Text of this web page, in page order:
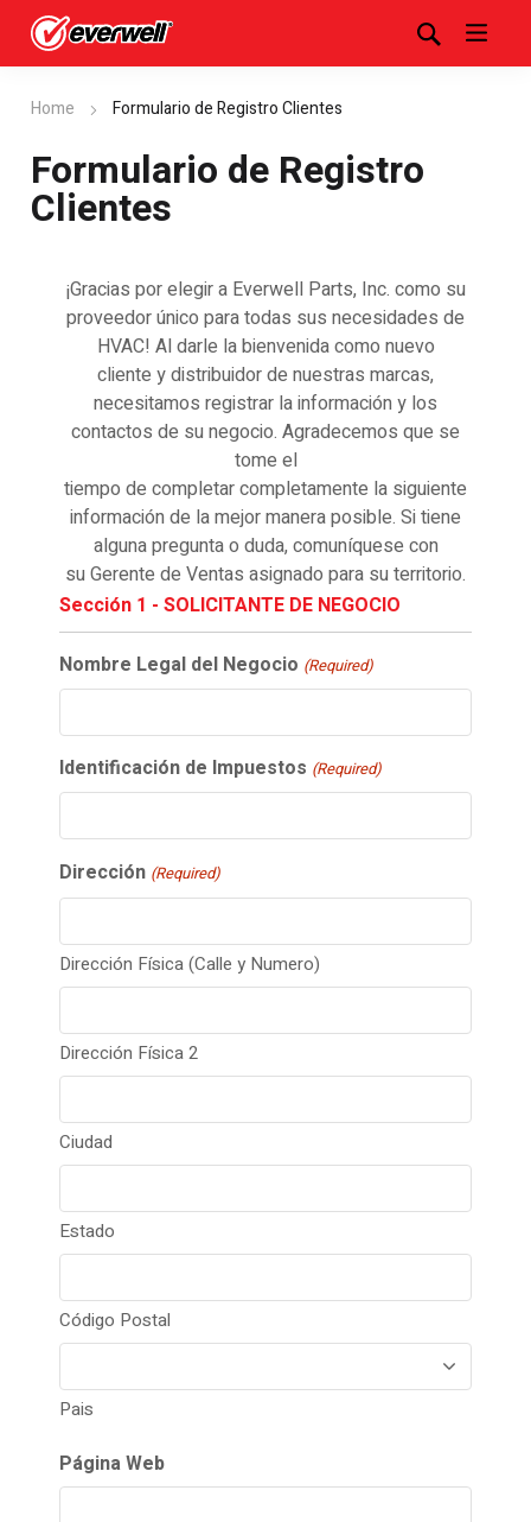
Home Formulario de Registro Clientes
Formulario de Registro
Clientes
¡Gracias por elegir a Everwell Parts, Inc. como su
proveedor único para todas sus necesidades de
HVAC! Al darle la bienvenida como nuevo
cliente y distribuidor de nuestras marcas,
necesitamos registrar la información y los
contactos de su negocio. Agradecemos que se
tome el
tiempo de completar completamente la siguiente
información de la mejor manera posible. Si tiene
alguna pregunta o duda, comuníquese con
su Gerente de Ventas asignado para su territorio.
Sección 1 - SOLICITANTE DE NEGOCIO
Nombre Legal del Negocio (Required)
Identificación de Impuestos (Required)
Dirección (Required)
Dirección Física (Calle y Numero)
Dirección Física 2
Ciudad
Estado
Código Postal
Pais
Página Web